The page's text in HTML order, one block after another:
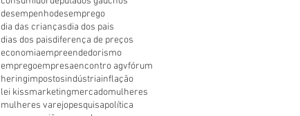
desempenhodesemprego
dia das criançasdia dos pais
dias dos paisdiferença de preços
economiaempreendedorismo
empregoempresaencontro agvfórum
heringimpostosindústriainflação
lei kissmarketingmercadomulheres
mulheres varejopesquisapolítica